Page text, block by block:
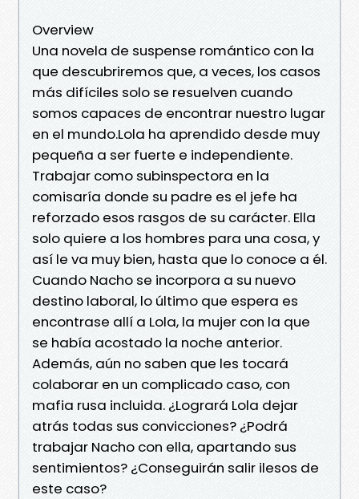
Overview
Una novela de suspense romántico con la
que descubriremos que, a veces, los casos
más difíciles solo se resuelven cuando
somos capaces de encontrar nuestro lugar
en el mundo.Lola ha aprendido desde muy
pequeña a ser fuerte e independiente.
Trabajar como subinspectora en la
comisaría donde su padre es el jefe ha
reforzado esos rasgos de su carácter. Ella
solo quiere a los hombres para una cosa, y
así le va muy bien, hasta que lo conoce a él.
Cuando Nacho se incorpora a su nuevo
destino laboral, lo último que espera es
encontrase allí a Lola, la mujer con la que
se había acostado la noche anterior.
Además, aún no saben que les tocará
colaborar en un complicado caso, con
mafia rusa incluida. ¿Logrará Lola dejar
atrás todas sus convicciones? ¿Podrá
trabajar Nacho con ella, apartando sus
sentimientos? ¿Conseguirán salir ilesos de
este caso?